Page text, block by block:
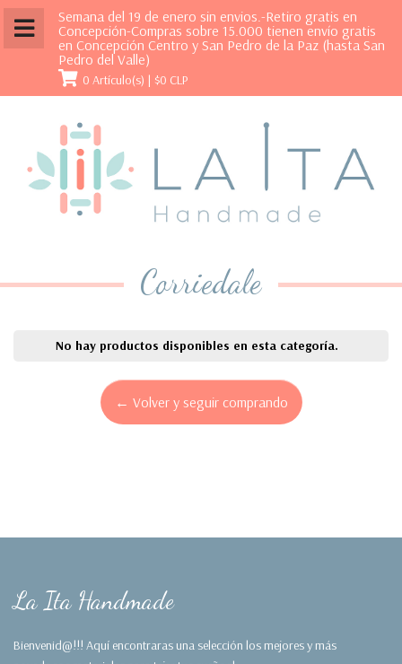
Semana del 19 de enero sin envios.-Retiro gratis en
Concepción-Compras sobre 15.000 tienen envío gratis
en Concepción Centro y San Pedro de la Paz (hasta San
Pedro del Valle)
0 Artículo(s) | $0 CLP
Corriedale
No hay productos disponibles en esta categoría.
← Volver y seguir comprando
La Ita Handmade
Bienvenid@!!! Aquí encontraras una selección los mejores y más